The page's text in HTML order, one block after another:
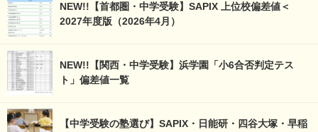
NEW!!【首都圏・中学受験】SAPIX 上位校偏差値＜
2027年度版（2026年4月）
NEW!!【関西・中学受験】浜学園「小6合否判定テス
ト」偏差値一覧
【中学受験の塾選び】SAPIX・日能研・四谷大塚・早稲